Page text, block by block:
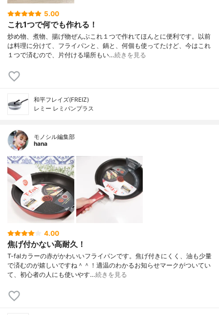
5.00
これ1つで何でも作れる！
炒め物、煮物、揚げ物ぜんぶこれ１つで作れてほんとに便利です。以前
は料理に分けて、フライパンと、鍋と、何個も使ってたけど、今はこれ
１つで済むので、片付ける場所もい…続きを見る
和平フレイズ(FREIZ)
レミー レミパンプラス
モノシル編集部
hana
4.00
焦げ付かない高耐久！
T-falカラーの赤がかわいいフライパンです。焦げ付きにくく、油も少量
で済むのが嬉しいですね＾＾！適温のわかるお知らせマークがついてい
て、初心者の人にも使いやす…続きを見る